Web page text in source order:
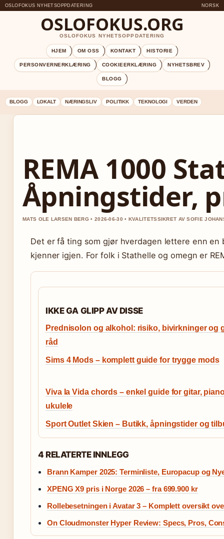
OSLOFOKUS NYHETSOPPDATERING NORSK
OSLOFOKUS.ORG
OSLOFOKUS NYHETSOPPDATERING
HJEM OM OSS KONTAKT HISTORIE
PERSONVERNERKLÆRING COOKIEERKLÆRING NYHETSBREV
BLOGG
BLOGG LOKALT NÆRINGSLIV POLITIKK TEKNOLOGI VERDEN
REMA 1000
Åpningstider,
MATS OLE LARSEN BERG • 2026-06-30 • KVALITETSSIKRET AV SOFIE
Det er få ting som gjør hverdagen lettere enn
kjenner igjen. For folk i Stathelle og omegn er
IKKE GA GLIPP AV DISSE
Prednisolon og alkohol: risiko, bivirkninger og
råd
Sims 4 Mods – komplett guide for trygge mods
Viva la Vida chords – enkel guide for gitar,
ukulele
Sport Outlet Skien – Butikk, åpningstider og
4 RELATERTE INNLEGG
Brann Kamper 2025: Terminliste, Europacup og
XPENG X9 pris i Norge 2026 – fra 699.900 kr
Rollebesetningen i Avatar 3 – Komplett oversikt
On Cloudmonster Hyper Review: Specs, Pros,